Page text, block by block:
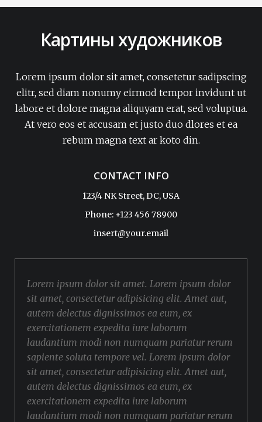
Картины художников
Lorem ipsum dolor sit amet, consetetur sadipscing
elitr, sed diam nonumy eirmod tempor invidunt ut
labore et dolore magna aliquyam erat, sed voluptua.
At vero eos et accusam et justo duo dlores et ea
rebum magna text ar koto din.
CONTACT INFO
123/4 NK Street, DC, USA
Phone: +123 456 78900
insert@your.email
Lorem ipsum dolor sit amet. Lorem ipsum dolor
sit amet, consectetur adipisicing elit. Amet aut,
autem delectus dignissimos ea eum, ex
exercitationem expedita iure laborum
laudantium modi non numquam pariatur rerum
sapiente soluta tempore vel. Lorem ipsum dolor
sit amet, consectetur adipisicing elit. Amet aut,
autem delectus dignissimos ea eum, ex
exercitationem expedita iure laborum
laudantium modi non numquam pariatur rerum